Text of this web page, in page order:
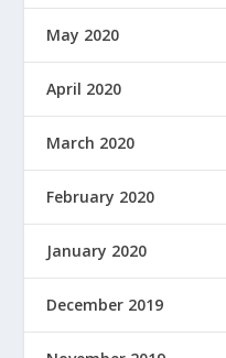
May 2020
April 2020
March 2020
February 2020
January 2020
December 2019